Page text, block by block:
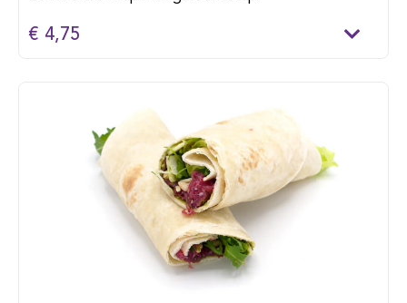
€ 4,75